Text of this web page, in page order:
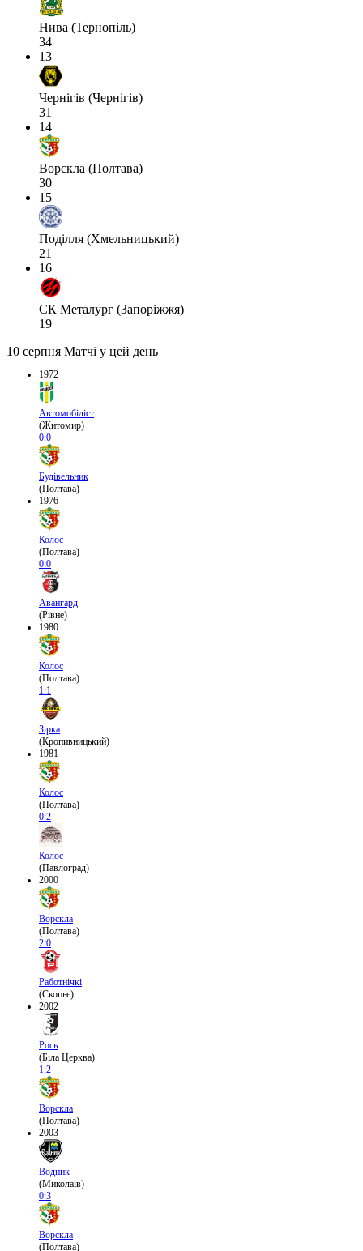
Нива (Тернопіль)
34
13
Чернігів (Чернігів)
31
14
Ворскла (Полтава)
30
15
Поділля (Хмельницький)
21
16
СК Металург (Запоріжжя)
19
10 серпня Матчі у цей день
1972
Автомобіліст
(Житомир)
0:0
Будівельник
(Полтава)
1976
Колос
(Полтава)
0:0
Авангард
(Рівне)
1980
Колос
(Полтава)
1:1
Зірка
(Кропивницький)
1981
Колос
(Полтава)
0:2
Колос
(Павлоград)
2000
Ворскла
(Полтава)
2:0
Работнічкі
(Скопьє)
2002
Рось
(Біла Церква)
1:2
Ворскла
(Полтава)
2003
Водник
(Миколаїв)
0:3
Ворскла
(Полтава)